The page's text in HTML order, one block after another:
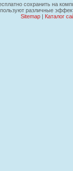
сохранить на
различные
Sitemap| Каталог